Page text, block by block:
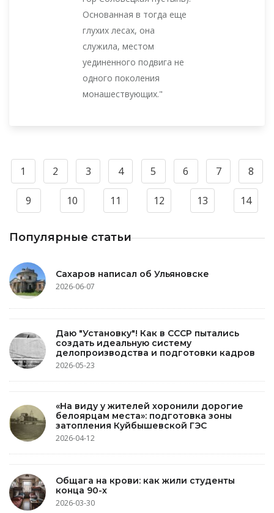
Основанная в тогда еще
глухих лесах, она
служила, местом
уединенного подвига не
одного поколения
монашествующих."
1 2 3 4 5 6 7 8
9 10 11 12 13 14
Популярные статьи
Сахаров написал об Ульяновске
2026-06-07
Даю "Установку"! Как в СССР пытались
создать идеальную систему
делопроизводства и подготовки кадров
2026-05-23
«На виду у жителей хоронили дорогие
белоярцам места»: подготовка зоны
затопления Куйбышевской ГЭС
2026-04-12
Общага на крови: как жили студенты
конца 90-х
2026-03-30